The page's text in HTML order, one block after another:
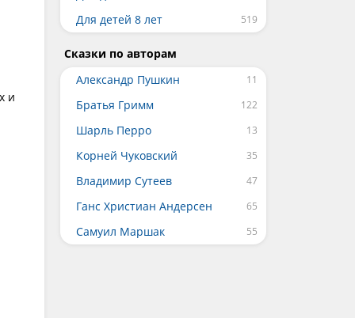
и
Для детей 8 лет
Сказки по авторам
Александр Пушкин
Братья Гримм
Шарль Перро
Корней Чуковский
Владимир Сутеев
Ганс Христиан Андерсен
Самуил Маршак